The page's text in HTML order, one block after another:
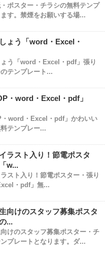
ポスター・チラシの無料テンプ
す。禁煙をお願いする場...
ょう「word・Excel・
う「word・Excel・pdf」張り
テンプレート...
・word・Excel・pdf」
・word・Excel・pdf」かわいい
テンプレー...
ラスト入り！節電ポスタ
w...
スト入り！節電ポスター・張り
・pdf」無...
向けのスタッフ募集ポスタ
...
けのスタッフ募集ポスター・チ
プレートとなります。ダ...